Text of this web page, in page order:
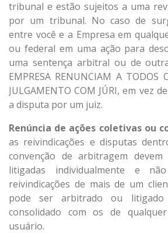
tribunal e estão sujeitos a uma
por um tribunal. No caso de
entre você e a Empresa em
ou federal em uma ação para
uma sentença arbitral ou de
EMPRESA RENUNCIAM A TODOS
JULGAMENTO COM JÚRI, em vez
a disputa por um juiz.
Renúncia de ações coletivas ou
as reivindicações e disputas
convenção de arbitragem
litigadas individualmente e
reivindicações de mais de um
pode ser arbitrado ou
consolidado com os de
usuário.